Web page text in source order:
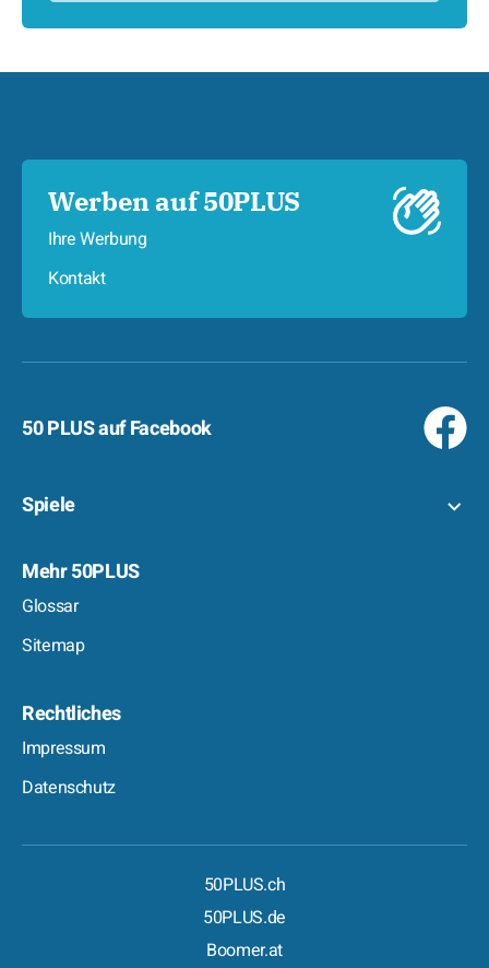
Werben auf 50PLUS
Ihre Werbung
Kontakt
50 PLUS auf Facebook
Spiele
Mehr 50PLUS
Glossar
Sitemap
Rechtliches
Impressum
Datenschutz
50PLUS.ch
50PLUS.de
Boomer.at